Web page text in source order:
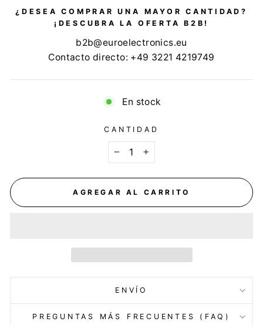
¿DESEA COMPRAR UNA MAYOR CANTIDAD?
¡DESCUBRA LA OFERTA B2B!
b2b@euroelectronics.eu
Contacto directo: +49 3221 4219749
En stock
CANTIDAD
+
AGREGAR AL CARRITO
ENVÍO
PREGUNTAS MÁS FRECUENTES (FAQ)